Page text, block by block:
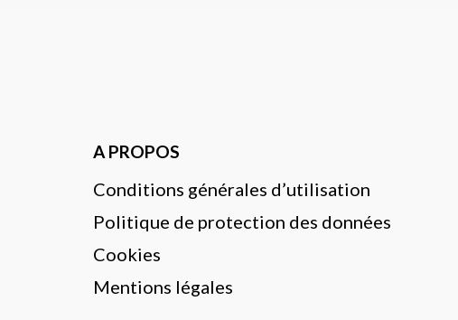
A PROPOS
Conditions générales d’utilisation
Politique de protection des données
Cookies
Mentions légales